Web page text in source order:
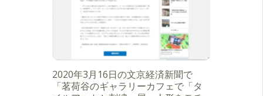
2020年3月16日の文京経済新聞で
「茗荷谷のギャラリーカフェで「タ